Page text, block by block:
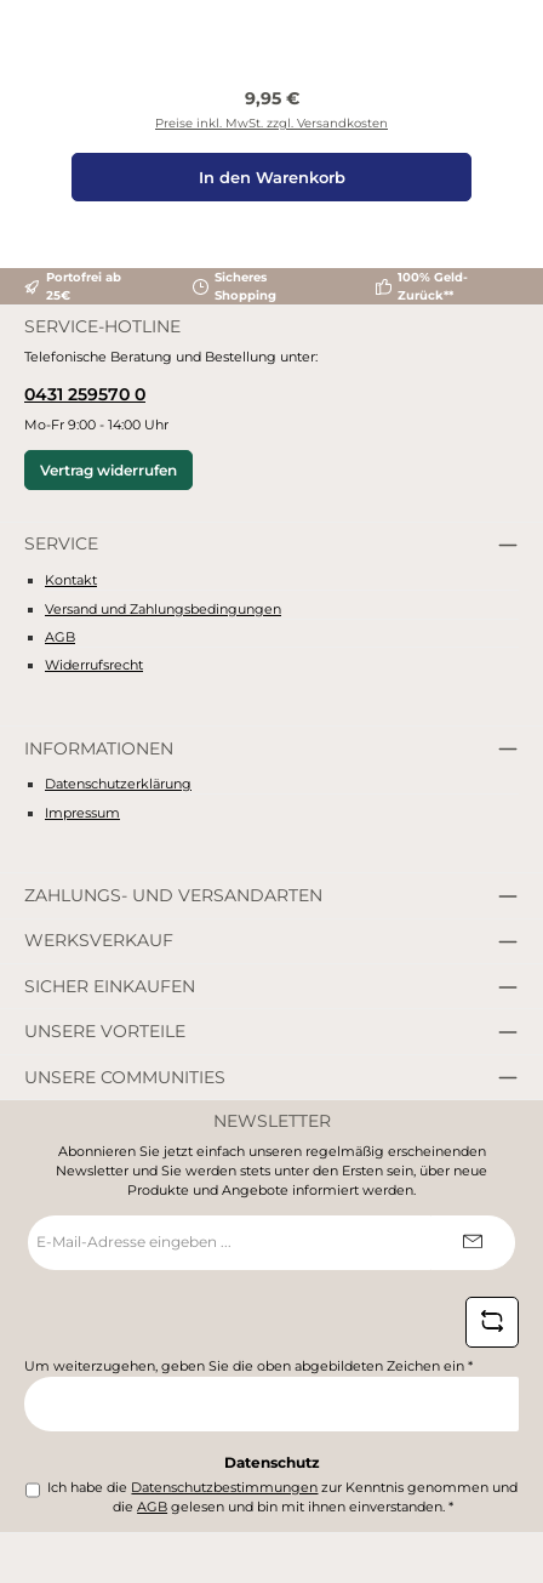
Regulärer Preis:
9,95 €
Preise inkl. MwSt. zzgl. Versandkosten
In den Warenkorb
Portofrei ab
25€
Sicheres
Shopping
100% Geld-
Zurück**
SERVICE-HOTLINE
Telefonische Beratung und Bestellung unter:
0431 259570 0
Mo-Fr 9:00 - 14:00 Uhr
Vertrag widerrufen
SERVICE
Kontakt
Versand und Zahlungsbedingungen
AGB
Widerrufsrecht
INFORMATIONEN
Datenschutzerklärung
Impressum
ZAHLUNGS- UND VERSANDARTEN
WERKSVERKAUF
SICHER EINKAUFEN
UNSERE COMMUNITIES
UNSERE VORTEILE
NEWSLETTER
Abonnieren Sie jetzt einfach unseren regelmäßig erscheinenden
Newsletter und Sie werden stets unter den Ersten sein, über neue
Produkte und Angebote informiert werden.
E-
Mail-
Adresse
Um weiterzugehen, geben Sie die oben abgebildeten Zeichen ein *
Datenschutz
Ich habe die Datenschutzbestimmungen zur Kenntnis genommen und
dieAGB gelesen und bin mit ihnen einverstanden.*